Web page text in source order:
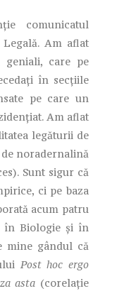
comunicatul
Am aflat
geniali, care pe
în secțiile
pe care un
Am aflat
legăturii de
noradernalină
Sunt sigur că
ci pe baza
acum patru
în Biologie și în
mine gândul că
Post hoc ergo
asta (corelație